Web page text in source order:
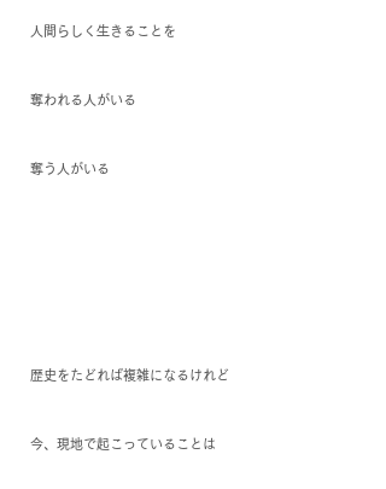
人間らしく生きることを
奪われる人がいる
奪う人がいる
歴史をたどれば複雑になるけれど
今、現地で起こっていることは